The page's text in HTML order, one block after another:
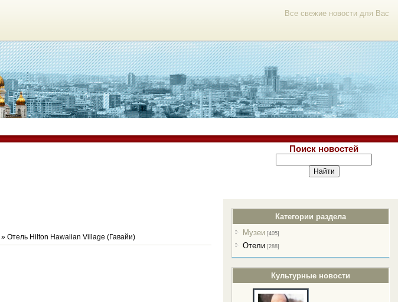
Все свежие новости для Вас
Поиск новостей
Категории раздела
Музеи [405]
Отели [288]
Культурные новости
» Отель Hilton Hawaiian Village (Гавайи)